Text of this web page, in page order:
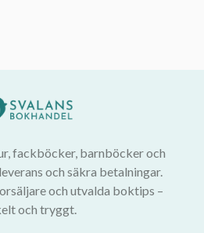
fackböcker, barnböcker och
och säkra betalningar.
och utvalda boktips –
och tryggt.